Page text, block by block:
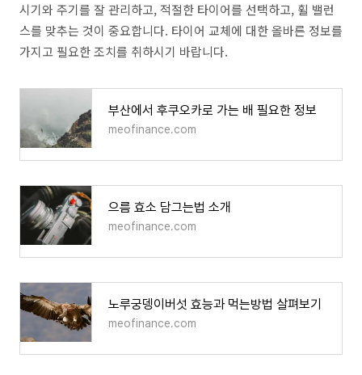
시기와 주기를 잘 관리하고, 적절한 타이어를 선택하고, 휠 밸런
스를 맞추는 것이 중요합니다. 타이어 교체에 대한 올바른 정보를
가지고 필요한 조치를 취하시기 바랍니다.
부산에서 후쿠오카로 가는 배 필요한 정보
meofinance.com
으름 효소 담그는법 소개
meofinance.com
노루궁뎅이버섯 효능과 먹는방법 살펴보기
meofinance.com